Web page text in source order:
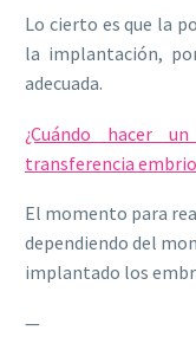
Lo cierto es que la
la implantación,
adecuada.
¿Cuándo hacer
transferencia
El momento para
dependiendo del
implantado los
—